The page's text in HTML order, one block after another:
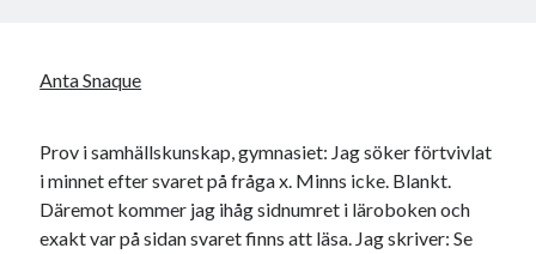
Anta Snaque
Prov i samhällskunskap, gymnasiet: Jag söker förtvivlat
i minnet efter svaret på fråga x. Minns icke. Blankt.
Däremot kommer jag ihåg sidnumret i läroboken och
exakt var på sidan svaret finns att läsa. Jag skriver: Se